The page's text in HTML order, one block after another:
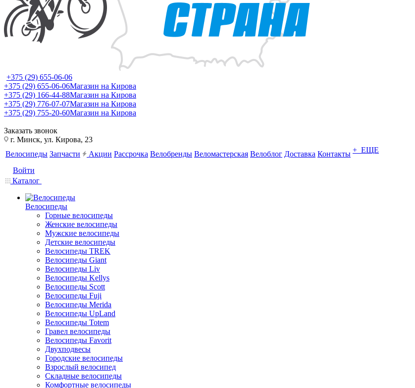
+375 (29) 655-06-06
+375 (29) 655-06-06Магазин на Кирова
+375 (29) 166-44-88Магазин на Кирова
+375 (29) 776-07-07Магазин на Кирова
+375 (29) 755-20-60Магазин на Кирова
Заказать звонок
г. Минск, ул. Кирова, 23
Велосипеды Запчасти Акции Рассрочка Велобренды Веломастерская Велоблог Доставка Контакты + ЕЩЕ
Войти
Каталог
Велосипеды
Горные велосипеды
Женские велосипеды
Мужские велосипеды
Детские велосипеды
Велосипеды TREK
Велосипеды Giant
Велосипеды Liv
Велосипеды Kellys
Велосипеды Scott
Велосипеды Fuji
Велосипеды Merida
Велосипеды UpLand
Велосипеды Totem
Гравел велосипеды
Велосипеды Favorit
Двухподвесы
Городские велосипеды
Взрослый велосипед
Складные велосипеды
Комфортные велосипеды